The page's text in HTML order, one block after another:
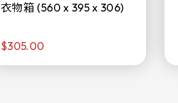
衣物箱 (560 x 395 x 306)
$305.00